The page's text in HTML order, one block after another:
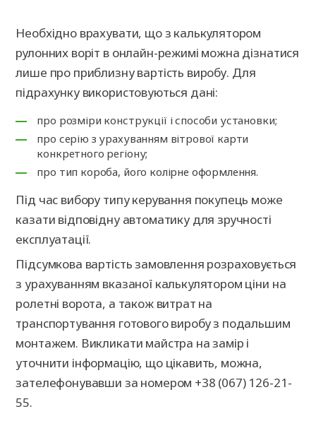
Необхідно врахувати, що з калькулятором
рулонних воріт в онлайн-режимі можна дізнатися
лише про приблизну вартість виробу. Для
підрахунку використовуються дані:
про розміри конструкції і способи установки;
про серію з урахуванням вітрової карти
конкретного регіону;
про тип короба, його колірне оформлення.
Під час вибору типу керування покупець може
казати відповідну автоматику для зручності
експлуатації.
Підсумкова вартість замовлення розраховується
з урахуванням вказаної калькулятором ціни на
ролетні ворота, а також витрат на
транспортування готового виробу з подальшим
монтажем. Викликати майстра на замір і
уточнити інформацію, що цікавить, можна,
зателефонувавши за номером +38 (067) 126-21-
55.